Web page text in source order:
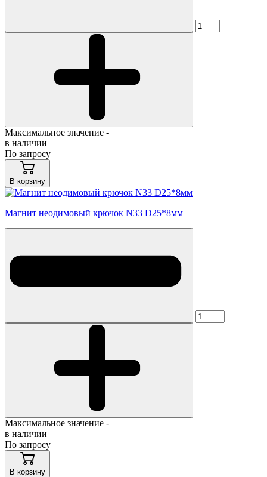
Максимальное значение -
в наличии
По запросу
В корзину
Магнит неодимовый крючок N33 D25*8мм
Максимальное значение -
в наличии
По запросу
В корзину